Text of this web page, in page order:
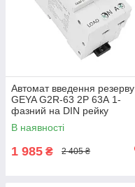
Автомат введення резерву
GEYA G2R-63 2P 63А 1-
фазний на DIN рейку
В наявності
1 985 ₴ 2 405 ₴